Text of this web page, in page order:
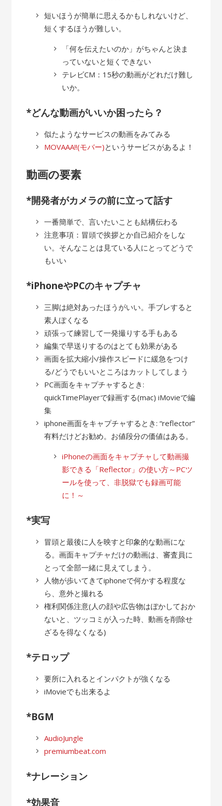
短いほうが簡単に思えるかもしれないけど、
短くするほうが難しい。
「何を伝えたいのか」がちゃんと決ま
っていないと短くできない
テレビCM：15秒の動画がどれだけ難し
いか。
*どんな動画がいいか困ったら？
似たようなサービスの動画をみてみる
MOVAAA!!(モバー)というサービスがあるよ！
動画の要素
*開発者がカメラの前に立って話す
一番簡単で、言いたいことも結構伝わる
注意事項：冒頭で挨拶とか自己紹介をしな
い。そんなことは見ている人にとってどうで
もいい
*iPhoneやPCのキャプチャ
三脚は絶対あったほうがいい。手ブレすると
素人ぽくなる
頑張って練習して一発撮りする手もある
編集で早送りするのはとても効果がある
画面を拡大縮小/操作スピードに緩急をつけ
る/どうでもいいところはカットしてしまう
PC画面をキャプチャするとき:
quickTimePlayerで録画する(mac) iMovieで編
集
iphone画面をキャプチャするとき: “reflector”
有料だけどお勧め。お値段分の価値はある。
iPhoneの画面をキャプチャして動画撮
影できる「Reflector」の使い方～PCツ
ールを使って、非脱獄でも録画可能
に！～
*実写
冒頭と最後に人を映すと印象的な動画にな
る。画面キャプチャだけの動画は、審査員に
とって全部一緒に見えてしまう。
人物が歩いてきてiphoneで何かする程度な
ら、意外と撮れる
権利関係注意(人の顔や広告物はぼかしておか
ないと、ツッコミが入った時、動画を削除せ
ざるを得なくなる)
*テロップ
要所に入れるとインパクトが強くなる
iMovieでも出来るよ
*BGM
AudioJungle
premiumbeat.com
*ナレーション
*効果音